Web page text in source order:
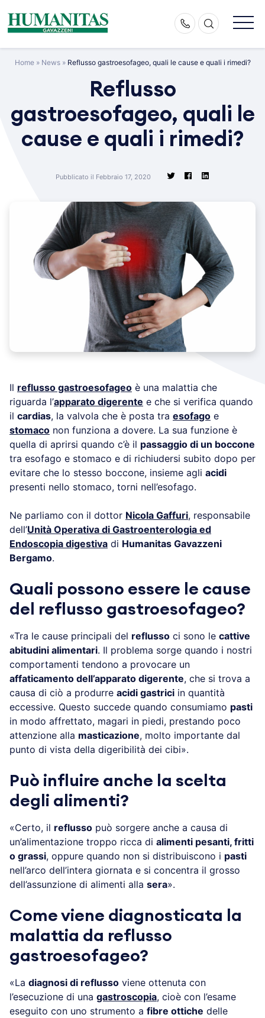
content
Home» News» Reflusso gastroesofageo, quali le cause e quali i rimedi?
Reflusso
gastroesofageo, quali le
cause e quali i rimedi?
Pubblicato il Febbraio 17, 2020
Il reflusso gastroesofageo è una malattia che
riguarda l’apparato digerente e che si verifica quando
il cardias, la valvola che è posta tra esofago e
stomaco non funziona a dovere. La sua funzione è
quella di aprirsi quando c’è il passaggio di un boccone
tra esofago e stomaco e di richiudersi subito dopo per
evitare che lo stesso boccone, insieme agli acidi
presenti nello stomaco, torni nell’esofago.
Ne parliamo con il dottor Nicola Gaffuri, responsabile
dell’Unità Operativa di Gastroenterologia ed
Endoscopia digestiva di Humanitas Gavazzeni
Bergamo.
Quali possono essere le cause
del reflusso gastroesofageo?
«Tra le cause principali del reflusso ci sono le cattive
abitudini alimentari. Il problema sorge quando i nostri
comportamenti tendono a provocare un
affaticamento dell’apparato digerente, che si trova a
causa di ciò a produrre acidi gastrici in quantità
eccessive. Questo succede quando consumiamo pasti
in modo affrettato, magari in piedi, prestando poco
attenzione alla masticazione, molto importante dal
punto di vista della digeribilità dei cibi».
Può influire anche la scelta
degli alimenti?
«Certo, il reflusso può sorgere anche a causa di
un’alimentazione troppo ricca di alimenti pesanti, fritti
o grassi, oppure quando non si distribuiscono i pasti
nell’arco dell’intera giornata e si concentra il grosso
dell’assunzione di alimenti alla sera».
Come viene diagnosticata la
malattia da reflusso
gastroesofageo?
«La diagnosi di reflusso viene ottenuta con
l’esecuzione di una gastroscopia, cioè con l’esame
eseguito con uno strumento a fibre ottiche delle